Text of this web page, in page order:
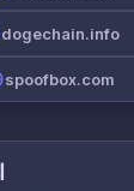
dogechain.info
spoofbox.com